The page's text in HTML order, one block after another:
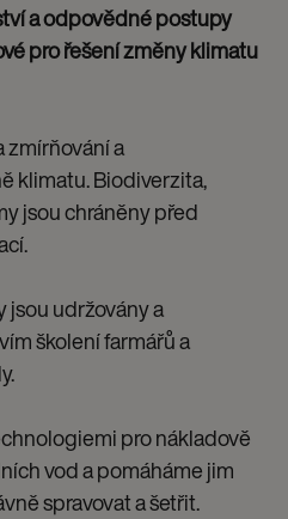
a odpovědné postupy
pro řešení změny klimatu
zmírňování a
klimatu. Biodiverzita,
jsou chráněny před
jsou udržovány a
školení farmářů a
pro nákladově
vod a pomáháme jim
spravovat a šetřit.